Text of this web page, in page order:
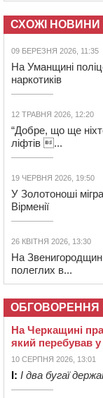
СХОЖІ НОВИНИ
09 БЕРЕЗНЯ 2026, 11:35
На Уманщині
наркотиків
12 ТРАВНЯ 2026, 12:20
“Добре, що ще
ліфтів ...
19 ЧЕРВНЯ 2026, 19:50
У Золотоноші
Вірменії
26 КВІТНЯ 2026, 13:30
На
полеглих в...
ОБГОВОРЕННЯ
На Черкащині
який перебував
10 СЕРПНЯ 2026, 13:01
І: І два бугаї